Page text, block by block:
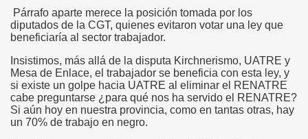
Párrafo aparte merece la posición tomada por los
diputados de la CGT, quienes evitaron votar una ley que
beneficiaría al sector trabajador.
Insistimos, más allá de la disputa Kirchnerismo, UATRE y
Mesa de Enlace, el trabajador se beneficia con esta ley, y
si existe un golpe hacia UATRE al eliminar el RENATRE
cabe preguntarse ¿para qué nos ha servido el RENATRE?
Si aún hoy en nuestra provincia, como en tantas otras, hay
un 70% de trabajo en negro.